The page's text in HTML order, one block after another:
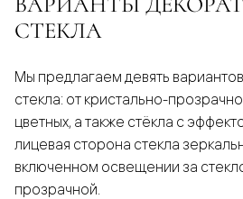
СТЕКЛА
Мы предлагаем девять
стекла: от кристально-
цветных, а также стёкла с
лицевая сторона стекла
включенном освещении за
прозрачной.